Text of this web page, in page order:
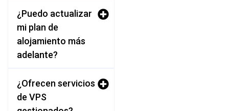
¿Puedo actualizar
mi plan de
alojamiento más
adelante?
¿Ofrecen servicios
de VPS